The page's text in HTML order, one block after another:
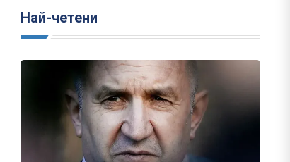
Най-четени